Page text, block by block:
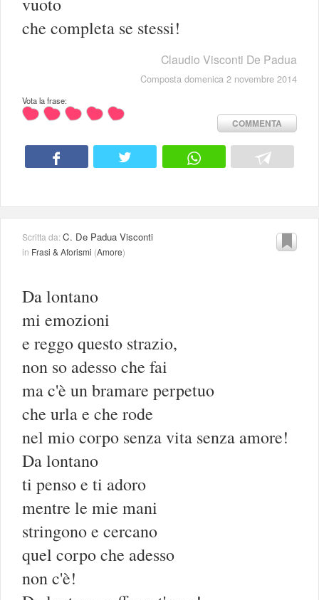
che completa se stessi!
Claudio Visconti De Padua
Composta domenica 2 novembre 2014
Vota la frase:
COMMENTA
Scritta da:C. De Padua Visconti
in Frasi & Aforismi (Amore)
Da lontano
mi emozioni
e reggo questo strazio,
non so adesso che fai
ma c'è un bramare perpetuo
che urla e che rode
nel mio corpo senza vita senza amore!
Da lontano
ti penso e ti adoro
mentre le mie mani
stringono e cercano
quel corpo che adesso
non c'è!